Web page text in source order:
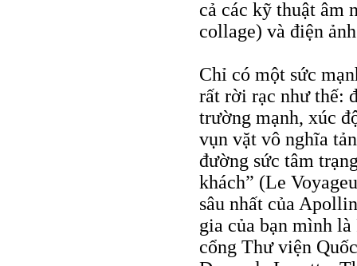
cả các kỹ thuật âm
collage) và điện
Chỉ có một sức
rất rời rạc như thế:
trường mạnh, xúc
vụn vặt vô nghĩa
đường sức tâm
khách” (Le
sâu nhất của
gia của bạn mình
cổng Thư viện